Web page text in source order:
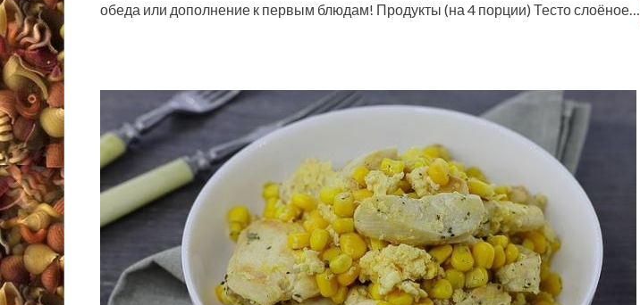
обеда или дополнение к первым блюдам! Продукты (на 4 порции) Тесто слоёное…